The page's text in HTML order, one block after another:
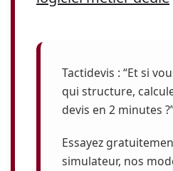
Tactidevis : “Et si
qui structure,
devis en 2 minutes
Essayez
simulateur, nos